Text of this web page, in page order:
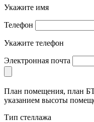
Укажите имя
Телефон
Укажите телефон
Электронная почта
План помещения, план
указанием высоты
Тип стеллажа